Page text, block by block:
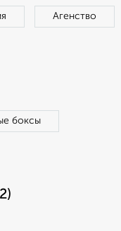
Агенство
боксы